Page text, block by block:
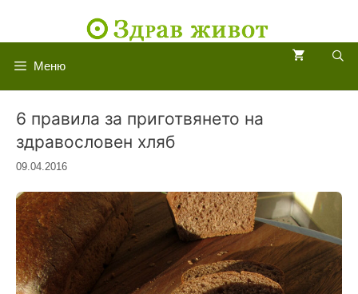
Меню
6 правила за приготвянето на
здравословен хляб
09.04.2016